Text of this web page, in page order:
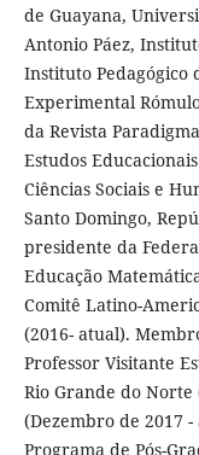
de Guayana,
Antonio Páez,
Instituto
Experimental
da Revista
Estudos
Ciências Sociais e
Santo Domingo,
presidente da
Educação
Comitê Latino-
(2016- atual).
Professor Visitante
Rio Grande do Norte
(Dezembro de 2017
Programa de Pós-